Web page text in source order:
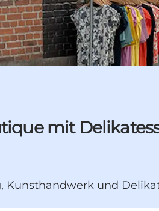
mit
Kunsthandwerk und